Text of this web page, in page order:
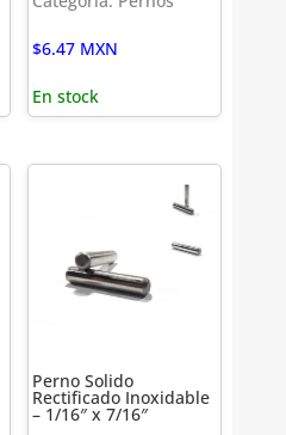
$6.47 MXN
En stock
Perno Solido
Rectificado Inoxidable
– 1/16″ x 7/16″